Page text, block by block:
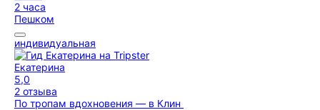
2 часа
Пешком
индивидуальная
Екатерина
5,0
2 отзыва
По тропам вдохновения — в Клин